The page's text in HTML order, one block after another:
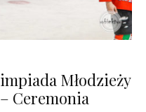
Młodzieży
Ceremonia